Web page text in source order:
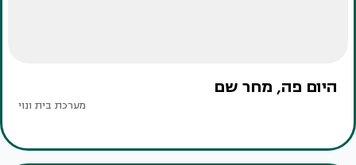
היום פה, מחר שם
מערכת בית ונוי